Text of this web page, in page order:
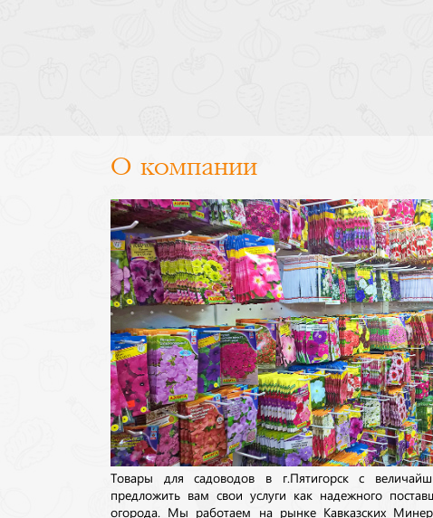
О компании
Товары для садоводов в г.Пятигорск с
предложить вам свои услуги как надежного
огорода. Мы работаем на рынке Кавказских